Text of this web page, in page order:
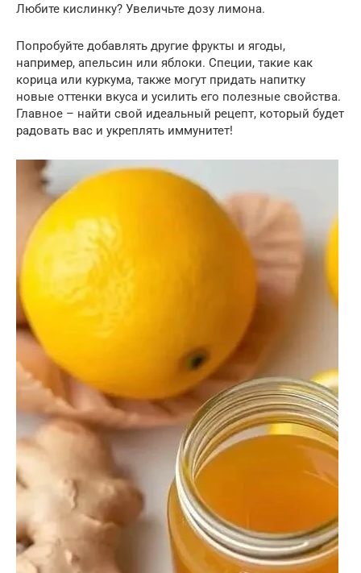
Любите кислинку? Увеличьте дозу лимона.
Попробуйте добавлять другие фрукты и ягоды,
например, апельсин или яблоки. Специи, такие как
корица или куркума, также могут придать напитку
новые оттенки вкуса и усилить его полезные свойства.
Главное – найти свой идеальный рецепт, который будет
радовать вас и укреплять иммунитет!